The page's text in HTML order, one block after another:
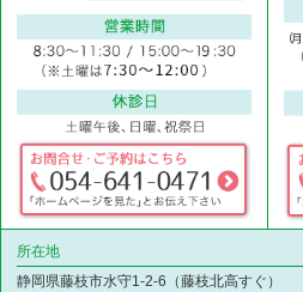
所在地
静岡県藤枝市水守1-2-6（藤枝北高すぐ）